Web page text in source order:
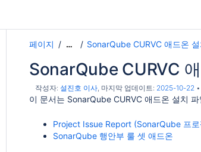
페이지 … SonarQube CURVC 애드온
SonarQube CURVC
작성자: 설진호 이사, 마지막 업데이트: 2025-10-22
이 문서는 SonarQube CURVC 애드온 설치
Project Issue Report (SonarQube 프
SonarQube 행안부 룰 셋 애드온